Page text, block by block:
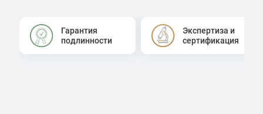
Гарантия
подлинности
Экспертиза и
сертификация